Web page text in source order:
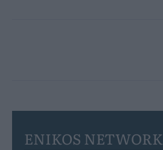
ENIKOS NETWORK